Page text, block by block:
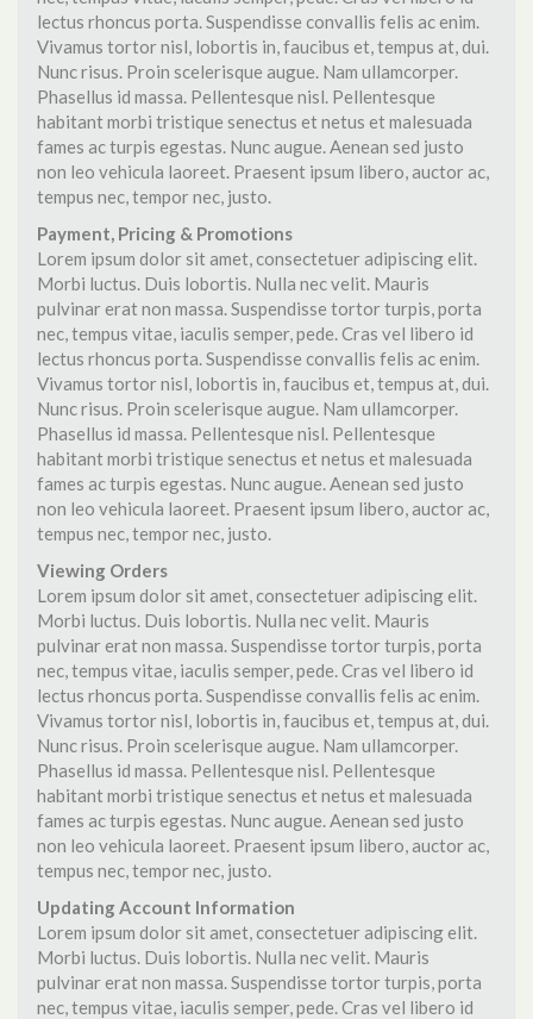
lectus rhoncus porta. Suspendisse convallis felis ac enim.
Vivamus tortor nisl, lobortis in, faucibus et, tempus at, dui.
Nunc risus. Proin scelerisque augue. Nam ullamcorper.
Phasellus id massa. Pellentesque nisl. Pellentesque
habitant morbi tristique senectus et netus et malesuada
fames ac turpis egestas. Nunc augue. Aenean sed justo
non leo vehicula laoreet. Praesent ipsum libero, auctor ac,
tempus nec, tempor nec, justo.
Payment, Pricing & Promotions
Lorem ipsum dolor sit amet, consectetuer adipiscing elit.
Morbi luctus. Duis lobortis. Nulla nec velit. Mauris
pulvinar erat non massa. Suspendisse tortor turpis, porta
nec, tempus vitae, iaculis semper, pede. Cras vel libero id
lectus rhoncus porta. Suspendisse convallis felis ac enim.
Vivamus tortor nisl, lobortis in, faucibus et, tempus at, dui.
Nunc risus. Proin scelerisque augue. Nam ullamcorper.
Phasellus id massa. Pellentesque nisl. Pellentesque
habitant morbi tristique senectus et netus et malesuada
fames ac turpis egestas. Nunc augue. Aenean sed justo
non leo vehicula laoreet. Praesent ipsum libero, auctor ac,
tempus nec, tempor nec, justo.
Viewing Orders
Lorem ipsum dolor sit amet, consectetuer adipiscing elit.
Morbi luctus. Duis lobortis. Nulla nec velit. Mauris
pulvinar erat non massa. Suspendisse tortor turpis, porta
nec, tempus vitae, iaculis semper, pede. Cras vel libero id
lectus rhoncus porta. Suspendisse convallis felis ac enim.
Vivamus tortor nisl, lobortis in, faucibus et, tempus at, dui.
Nunc risus. Proin scelerisque augue. Nam ullamcorper.
Phasellus id massa. Pellentesque nisl. Pellentesque
habitant morbi tristique senectus et netus et malesuada
fames ac turpis egestas. Nunc augue. Aenean sed justo
non leo vehicula laoreet. Praesent ipsum libero, auctor ac,
tempus nec, tempor nec, justo.
Updating Account Information
Lorem ipsum dolor sit amet, consectetuer adipiscing elit.
Morbi luctus. Duis lobortis. Nulla nec velit. Mauris
pulvinar erat non massa. Suspendisse tortor turpis, porta
nec, tempus vitae, iaculis semper, pede. Cras vel libero id